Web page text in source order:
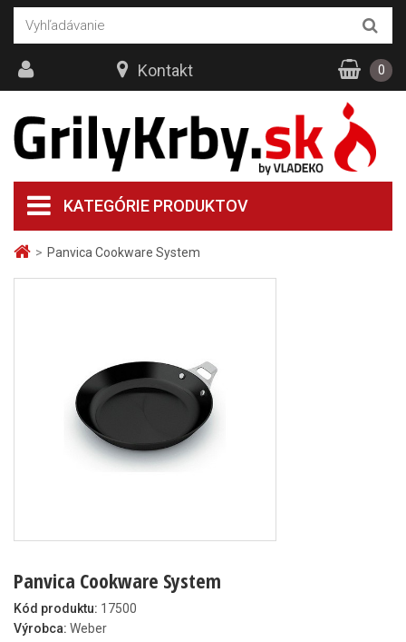
> Panvica Cookware System
Panvica Cookware System
Kód produktu: 17500
Výrobca: Weber
KATEGÓRIE PRODUKTOV
Kontakt 0